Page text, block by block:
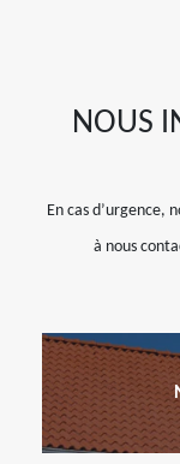
NOUS
En cas d’urgence,
à nous